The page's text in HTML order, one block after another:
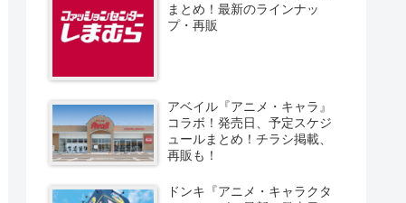
まとめ！最新のラインナッ
プ・再販
アベイル『アニメ・キャラ』
コラボ！発売日、予定スケジ
ュールまとめ！チラシ掲載、
再販も！
ドンキ『アニメ・キャラクタ